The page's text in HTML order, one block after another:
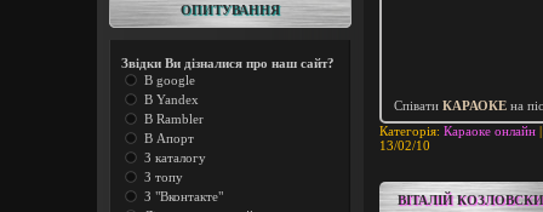
ОПИТУВАННЯ
Звідки Ви дізналися про наш сайт?
В google
В Yandex
В Rambler
В Апорт
З каталогу
З топу
З "Вконтакте"
Співати КАРАОКЕ на
Категорія: Караоке онлайн
13/02/10
ВІТАЛІЙ